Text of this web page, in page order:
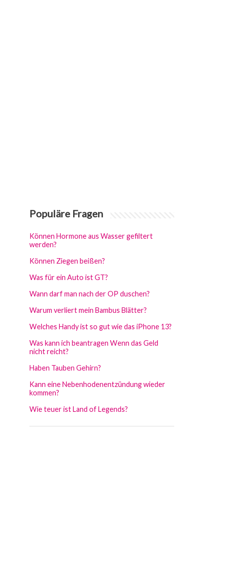
Populäre Fragen
Können Hormone aus Wasser gefiltert
werden?
Können Ziegen beißen?
Was für ein Auto ist GT?
Wann darf man nach der OP duschen?
Warum verliert mein Bambus Blätter?
Welches Handy ist so gut wie das iPhone 13?
Was kann ich beantragen Wenn das Geld
nicht reicht?
Haben Tauben Gehirn?
Kann eine Nebenhodenentzündung wieder
kommen?
Wie teuer ist Land of Legends?